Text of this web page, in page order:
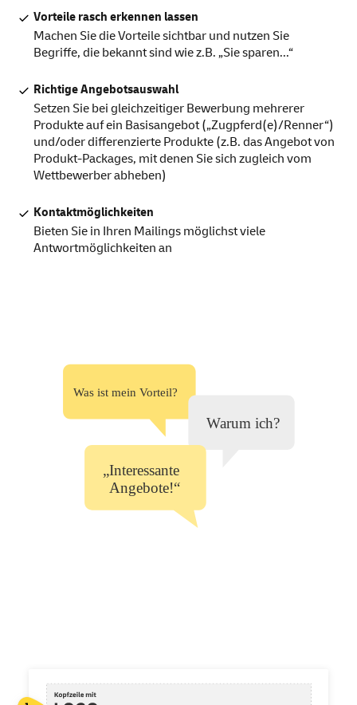
Vorteile rasch erkennen lassen
Machen Sie die Vorteile sichtbar und nutzen Sie
Begriffe, die bekannt sind wie z.B. „Sie sparen...“
Richtige Angebotsauswahl
Setzen Sie bei gleichzeitiger Bewerbung mehrerer
Produkte auf ein Basisangebot („Zugpferd(e)/Renner“)
und/oder differenzierte Produkte (z.B. das Angebot von
Produkt-Packages, mit denen Sie sich zugleich vom
Wettbewerber abheben)
Kontaktmöglichkeiten
Bieten Sie in Ihren Mailings möglichst viele
Antwortmöglichkeiten an